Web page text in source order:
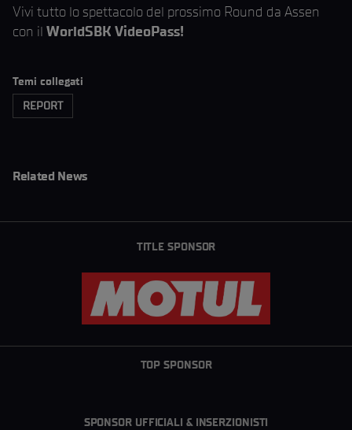
Vivi tutto lo spettacolo del prossimo Round da Assen
con il WorldSBK VideoPass!
Temi collegati
REPORT
Related News
TITLE SPONSOR
TOP SPONSOR
SPONSOR UFFICIALI & INSERZIONISTI